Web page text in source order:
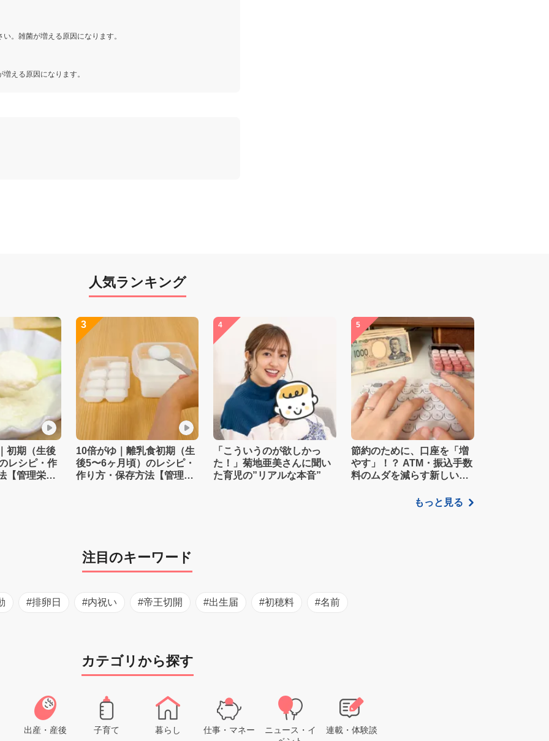
。雑菌が増える原因になります。
える原因になります。
人気ランキング
初期（生後
レシピ・作
【管理栄養
3
10倍がゆ｜離乳食初期（生
後5〜6ヶ月頃）のレシピ・
作り方・保存方法【管理栄
4
「こういうのが欲しかっ
た！」菊地亜美さんに聞い
た育児の”リアルな本音”
5
節約のために、口座を「増
やす」！？ ATM・振込手数
料のムダを減らす新しい家
もっと見る
注目のキーワード
#排卵日 #内祝い #帝王切開 #出生届 #初穂料 #名前
カテゴリから探す
出産・産後 子育て 暮らし 仕事・マネー
ニュース・イ
連載・体験談